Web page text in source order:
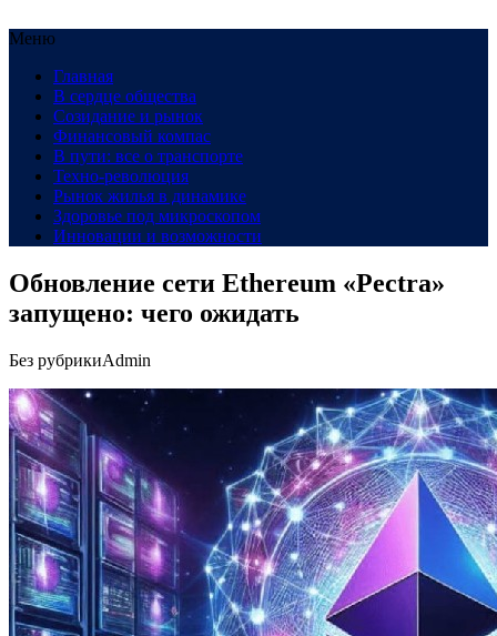
Меню
Главная
В сердце общества
Созидание и рынок
Финансовый компас
В пути: все о транспорте
Техно-революция
Рынок жилья в динамике
Здоровье под микроскопом
Инновации и возможности
Обновление сети Ethereum «Pectra»
запущено: чего ожидать
Без рубрикиAdmin